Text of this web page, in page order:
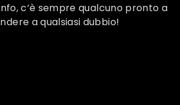
c’è sempre qualcuno pronto a
a qualsiasi dubbio!